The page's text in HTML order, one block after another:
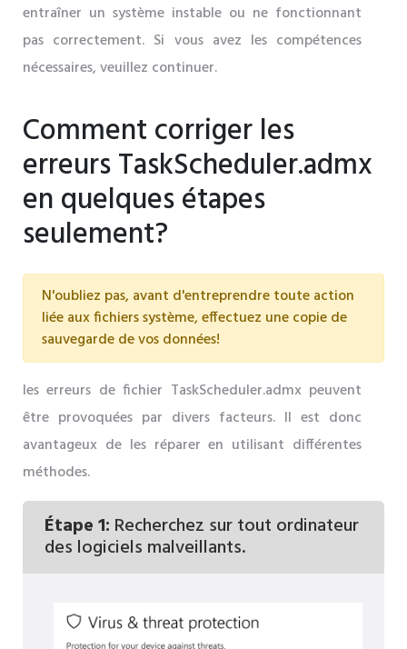
entraîner un système instable ou ne fonctionnant
pas correctement. Si vous avez les compétences
nécessaires, veuillez continuer.
Comment corriger les
erreurs TaskScheduler.admx
en quelques étapes
seulement?
N'oubliez pas, avant d'entreprendre toute action
liée aux fichiers système, effectuez une copie de
sauvegarde de vos données!
les erreurs de fichier TaskScheduler.admx peuvent
être provoquées par divers facteurs. Il est donc
avantageux de les réparer en utilisant différentes
méthodes.
Étape 1: Recherchez sur tout ordinateur
des logiciels malveillants.